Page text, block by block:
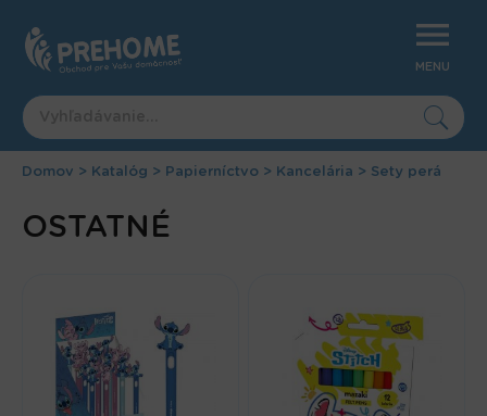
navigation
MENU
sa
Domov > Katalóg > Papierníctvo > Kancelária > Sety perá
to
OSTATNÉ